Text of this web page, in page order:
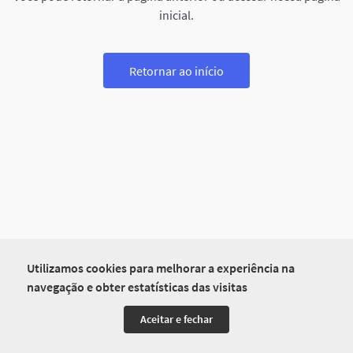
Utilizamos cookies para melhorar a experiência na
navegação e obter estatísticas das visitas
Aceitar e fechar
inicial.
Retornar ao início